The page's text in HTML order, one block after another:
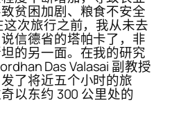
贫困加剧、粮食不安全
次旅行之前，我从未去
信德省的塔帕卡了，非
的另一面。在我的研究
Das Valasai 副教授
了将近五个小时的旅
以东约 300 公里处的